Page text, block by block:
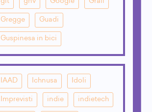
Gregge Guadi
Guspinesa in bici
IAAD Ichnusa Idoli
Imprevisti indie indietech